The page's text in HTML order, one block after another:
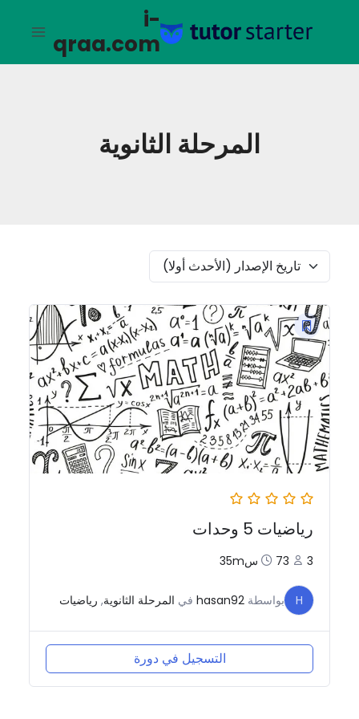
i-
qraa.com
المرحلة الثانوية
تاريخ الإصدار (الأحدث أولا)
رياضيات 5 وحدات
3 73س35m
H بواسطة hasan92 في المرحلة الثانوية, رياضيات
التسجيل في دورة